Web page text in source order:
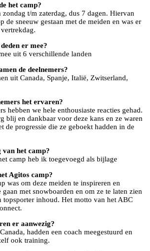
het camp?
t/m zaterdag, dus 7 dagen. Hiervan
de sneeuw gestaan met de meiden en was er
er mee?
uit 6 verschillende landen
de deelnemers?
uit Canada, Spanje, Italië, Zwitserland,
het ervaren?
hebben we hele enthousiaste reacties gehad.
blij en dankbaar voor deze kans en ze waren
de progressie die ze geboekt hadden in de
van het camp?
camp heb ik toegevoegd als bijlage
Agitos camp?
was om deze meiden te inspireren en
met snowboarden en om ze te laten zien
topsporter inhoud. Het motto van het ABC
er aanwezig?
hadden een coach meegestuurd en
ook training.